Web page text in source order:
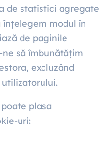
de statistici agregate
înțelegem modul în
de paginile
să îmbunătățim
excluzând
plasa
uri: